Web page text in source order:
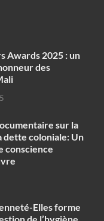
Awards 2025 : un
des
sur la
dette coloniale: Un
conscience
Elles forme